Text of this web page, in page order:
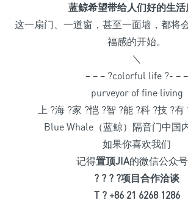
蓝鲸希望带给人们好的生活
这一扇门、一道窗，甚至一面墙，都将
福感的开始。
＼
– – – ?colorful life ?- – –
purveyor of fine living
上 ?海 ?家 ?恺 ?智 ?能 ?科 ?技 ?有
Blue Whale（蓝鲸）隔音门中国
如果你喜欢我们
记得置顶JIA的微信公众
? ? ? ?项目合作洽谈
T ? +86 21 6268 1286